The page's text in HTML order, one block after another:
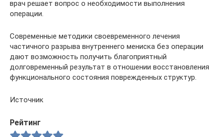
врач решает вопрос о необходимости выполнения
операции.
Современные методики своевременного лечения
частичного разрыва внутреннего мениска без операции
дают возможность получить благоприятный
долговременный результат в отношении восстановления
функционального состояния поврежденных структур.
Источник
Рейтинг